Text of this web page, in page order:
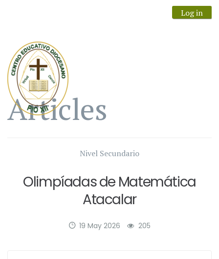
Log in
Articles
Nivel Secundario
Olimpíadas de Matemática
Atacalar
19 May 2026 205